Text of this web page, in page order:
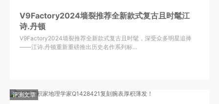
V9Factory2024墙裂推荐全新款式复古且时髦江
诗.丹顿
V9Factory2024墙裂推荐全新款式复古且时髦，深受众多明星追捧
——江诗.丹顿重新重磅推出历史名作系列标…
评测文章